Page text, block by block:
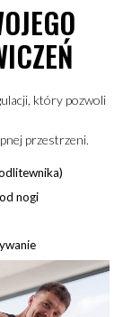
który pozwoli
przestrzeni.
nogi